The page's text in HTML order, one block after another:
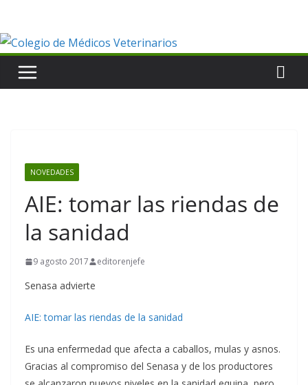
contenido
NOVEDADES
AIE: tomar las riendas de
la sanidad
9 agosto 2017 editorenjefe
Senasa advierte
AIE: tomar las riendas de la sanidad
Es una enfermedad que afecta a caballos, mulas y asnos.
Gracias al compromiso del Senasa y de los productores